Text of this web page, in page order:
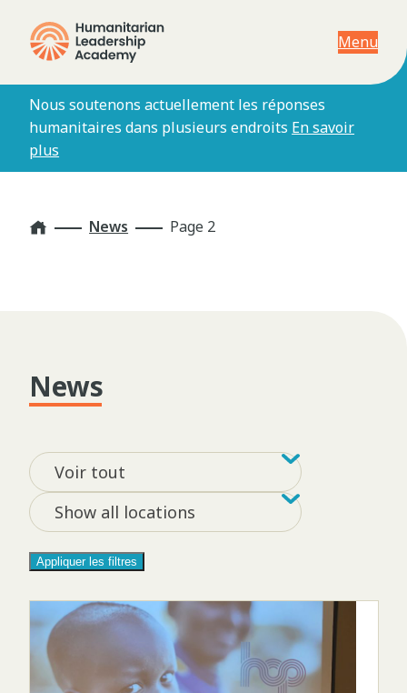
Menu
Nous soutenons actuellement les réponses
humanitaires dans plusieurs endroits En savoir
plus
Home News Page 2
News
Filtrer par tag
Voir tout Filter by
Show all locations
Appliquer les filtres